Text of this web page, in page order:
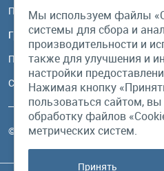
Посмотреть на карте
График работы
Пн-Пт: с 10:00 до 18:00
Сб, Вс: выходной
© Бурый Медведь MMXXVI. Все
Мы используем файлы
системы для сбора и
производительности и
также для улучшения и
настройки
Нажимая кнопку
пользоваться сайтом,
обработку файлов
метрических систем.
Принять